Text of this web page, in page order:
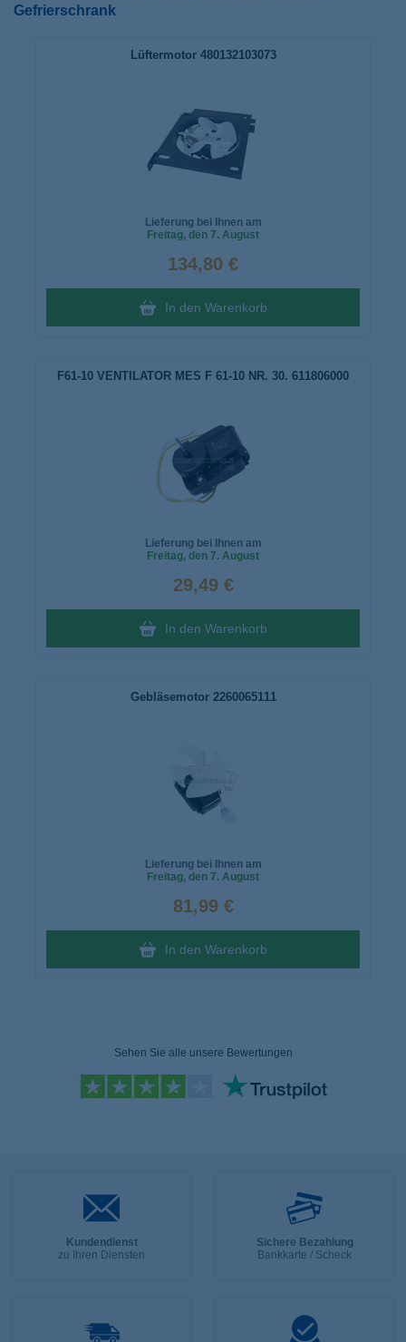
Gefrierschrank
Lüftermotor 480132103073
Lieferung bei Ihnen am
Freitag, den 7. August
134,80 €
In den Warenkorb
F61-10 VENTILATOR MES F 61-10 NR. 30. 611806000
Lieferung bei Ihnen am
Freitag, den 7. August
29,49 €
In den Warenkorb
Gebläsemotor 2260065111
Lieferung bei Ihnen am
Freitag, den 7. August
81,99 €
In den Warenkorb
Sehen Sie alle unsere Bewertungen
Kundendienst
zu Ihren Diensten
Sichere Bezahlung
Bankkarte / Scheck